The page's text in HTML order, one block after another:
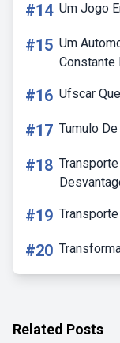
#14 Um Jogo
#15 Um
Constante
#16 Ufscar
#17 Tumulo
#18
#19
#20
Related Posts